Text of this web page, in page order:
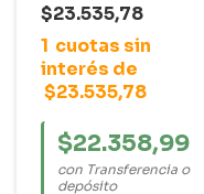
/ R19 / R9 / Symbol /
Twingo // Peugeot 106
/ 205 / 206 / 207 / 306
$23.535,78
1 cuotas sin
interés de
$23.535,78
$22.358,99
con Transferencia o
depósito